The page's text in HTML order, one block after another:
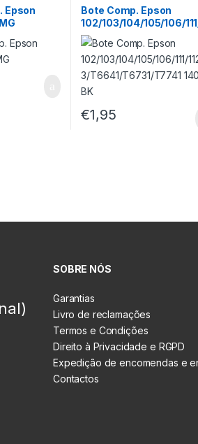
Epson
Bote Comp. Epson
102/103/104/105/106/
2/113/T6641/T6731/T7741
140ml BK
€1,95
SOBRE NÓS
Garantias
Livro de reclamações
Termos e Condições
Direito à Privacidade e RGPD
Expedição de encomendas e
Contactos